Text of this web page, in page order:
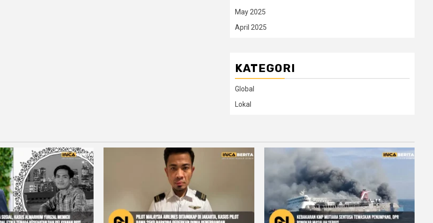
May 2025
April 2025
KATEGORI
Global
Lokal